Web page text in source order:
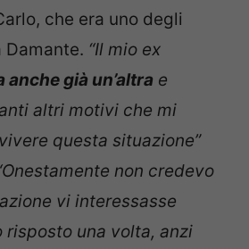
che era uno degli
Damante. “Il mio ex
anche già un’altra e
altri motivi che mi
questa situazione”
non credevo
vi interessasse
risposto una volta, anzi